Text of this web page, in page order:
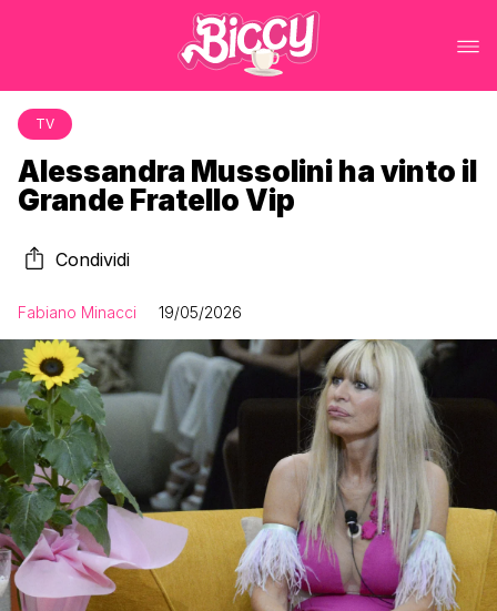
TV
Alessandra Mussolini ha vinto il
Grande Fratello Vip
Condividi
Fabiano Minacci 19/05/2026